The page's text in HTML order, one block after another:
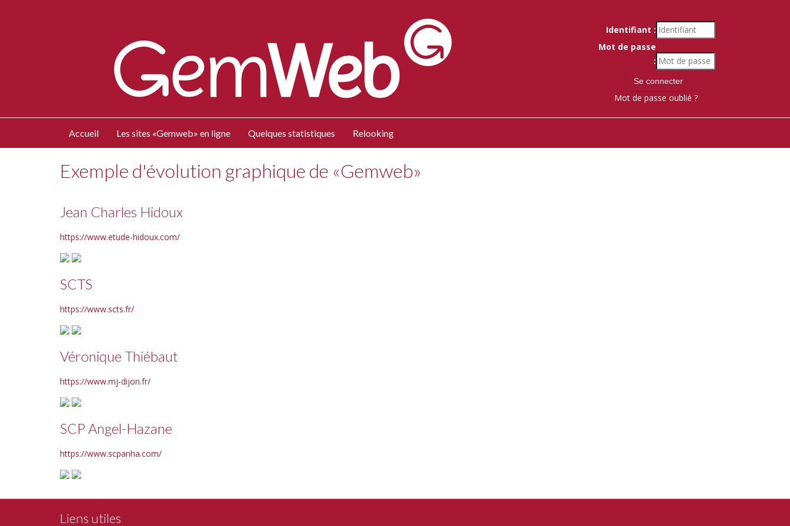
Identifiant :
Mot de passe
:
Mot de passe oublié ?
Accueil Les sites «Gemweb» en ligne Quelques statistiques Relooking
Exemple d'évolution graphique de «Gemweb»
Jean Charles Hidoux
https://www.etude-hidoux.com/
SCTS
https://www.scts.fr/
Véronique Thiébaut
https://www.mj-dijon.fr/
SCP Angel-Hazane
https://www.scpanha.com/
Liens utiles